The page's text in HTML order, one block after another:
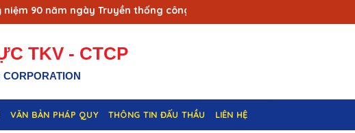
90 năm ngày Truyền thống công nhân Vùng mỏ - Truyền thống
TKV - CTCP
VĂN BẢN PHÁP QUY THÔNG TIN ĐẤU THẦU LIÊN HỆ